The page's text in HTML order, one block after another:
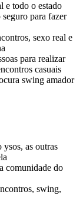
e todo o estado
para fazer
sexo real e
para realizar
casuais
swing amador
ysos, as outras
comunidade do
swing,